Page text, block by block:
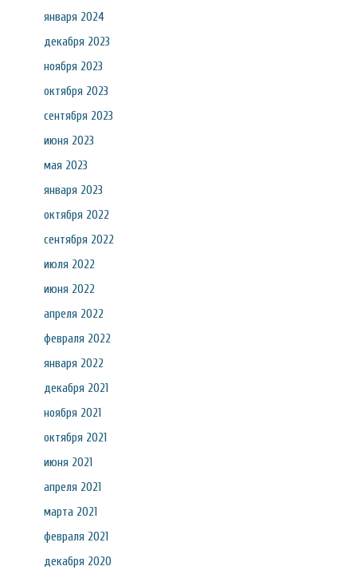
января 2024
декабря 2023
ноября 2023
октября 2023
сентября 2023
июня 2023
мая 2023
января 2023
октября 2022
сентября 2022
июля 2022
июня 2022
апреля 2022
февраля 2022
января 2022
декабря 2021
ноября 2021
октября 2021
июня 2021
апреля 2021
марта 2021
февраля 2021
декабря 2020